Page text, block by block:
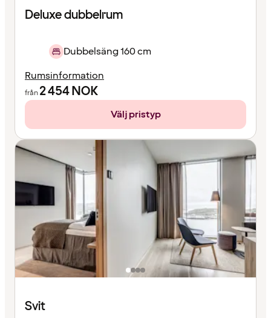
Deluxe dubbelrum
Dubbelsäng 160 cm
Rumsinformation
från2 454NOK
Välj pristyp
Svit